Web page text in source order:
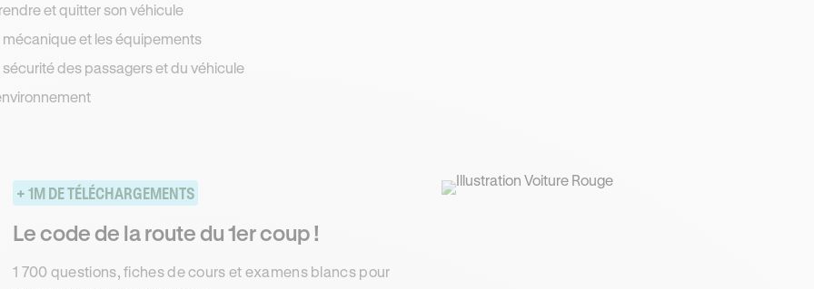
et quitter son véhicule
mécanique et les équipements
sécurité des passagers et du véhicule
+ 1M DE TÉLÉCHARGEMENTS
Le code de la route du 1er coup !
1 700 questions, fiches de cours et examens blancs pour